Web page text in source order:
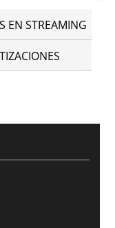
EN STREAMING